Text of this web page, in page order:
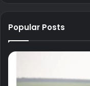
Popular Posts